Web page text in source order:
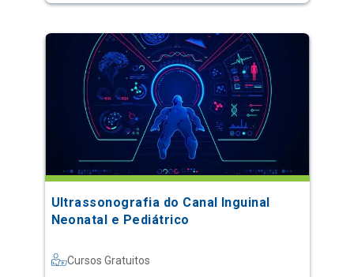
Ultrassonografia do Canal Inguinal
Neonatal e Pediátrico
Cursos Gratuitos